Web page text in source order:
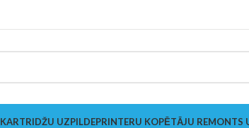
KARTRIDŽU UZPILDEPRINTERU KOPĒTĀJU REMONTS